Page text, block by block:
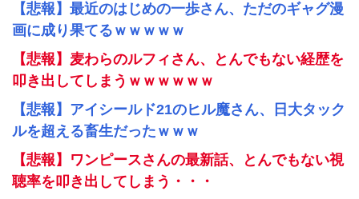
【悲報】最近のはじめの一歩さん、ただのギャグ漫
画に成り果てるｗｗｗｗｗ
【悲報】麦わらのルフィさん、とんでもない経歴を
叩き出してしまうｗｗｗｗｗｗ
【悲報】アイシールド21のヒル魔さん、日大タック
ルを超える畜生だったｗｗｗ
【悲報】ワンピースさんの最新話、とんでもない視
聴率を叩き出してしまう・・・